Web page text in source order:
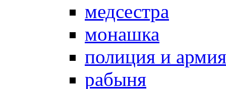
медсестра
монашка
полиция и армия
рабыня